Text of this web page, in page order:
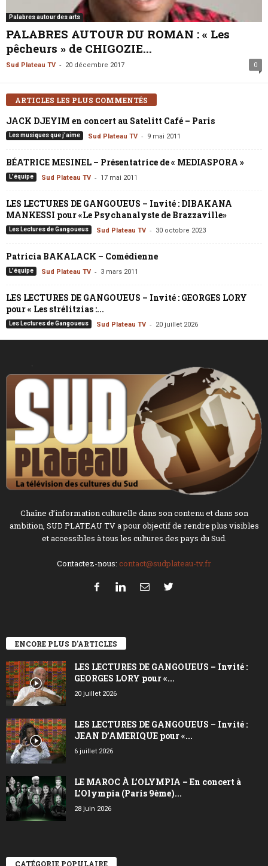
Palabres autour des arts
PALABRES AUTOUR DU ROMAN : « Les
pêcheurs » de CHIGOZIE...
Sud Plateau TV - 20 décembre 2017 0
ARTICLES LES PLUS COMMENTÉS
JACK DJEYIM en concert au Satelitt Café – Paris
Les musiques que j'aime Sud Plateau TV - 9 mai 2011
BÉATRICE MESINEL – Présentatrice de « MEDIASPORA »
L'équipe Sud Plateau TV - 17 mai 2011
LES LECTURES DE GANGOUEUS – Invité : DIBAKANA
MANKESSI pour «Le Psychanalyste de Brazzaville»
Les Lectures de Gangoueus Sud Plateau TV - 30 octobre 2023
Patricia BAKALACK – Comédienne
L'équipe Sud Plateau TV - 3 mars 2011
LES LECTURES DE GANGOUEUS – Invité : GEORGES LORY
pour « Les strélitzias :...
Les Lectures de Gangoueus Sud Plateau TV - 20 juillet 2026
Chaîne d’information culturelle dans son contenu et dans son
ambition, SUD PLATEAU TV a pour objectif de rendre plus visibles
et accessibles à tous les cultures des pays du Sud.
Contactez-nous: contact@sudplateau-tv.fr
ENCORE PLUS D'ARTICLES
LES LECTURES DE GANGOUEUS – Invité :
GEORGES LORY pour «...
20 juillet 2026
LES LECTURES DE GANGOUEUS – Invité :
JEAN D’AMERIQUE pour «...
6 juillet 2026
LE MAROC À L’OLYMPIA – En concert à
L’Olympia (Paris 9ème)...
28 juin 2026
CATÉGORIE POPULAIRE